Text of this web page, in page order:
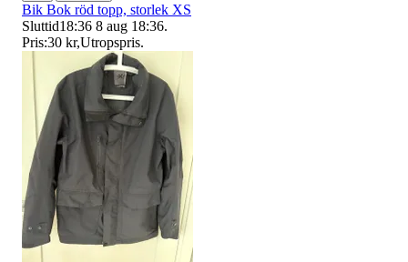
Bik Bok röd topp, storlek XS
Sluttid18:36 8 aug 18:36.
Pris:30 kr,Utropspris.